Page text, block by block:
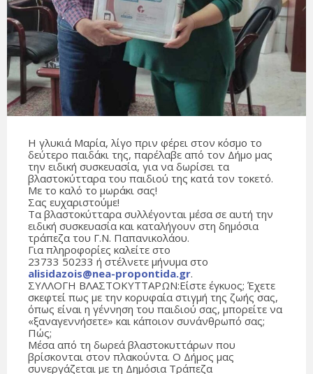
Η γλυκιά Μαρία, λίγο πριν φέρει στον κόσμο το
δεύτερο παιδάκι της, παρέλαβε από τον Δήμο μας
την ειδική συσκευασία, για να δωρίσει τα
βλαστοκύτταρα του παιδιού της κατά τον τοκετό.
Με το καλό το μωράκι σας!
Σας ευχαριστούμε!
Τα βλαστοκύτταρα συλλέγονται μέσα σε αυτή την
ειδική συσκευασία και καταλήγουν στη δημόσια
τράπεζα του Γ.Ν. Παπανικολάου.
Για πληροφορίες καλείτε στο
23733 50233 ή στέλνετε μήνυμα στο
alisidazois@nea-propontida.gr.
ΣΥΛΛΟΓΗ ΒΛΑΣΤΟΚΥΤΤΑΡΩΝ:Είστε έγκυος; Έχετε
σκεφτεί πως με την κορυφαία στιγμή της ζωής σας,
όπως είναι η γέννηση του παιδιού σας, μπορείτε να
«ξαναγεννήσετε» και κάποιον συνάνθρωπό σας;
Πώς;
Μέσα από τη δωρεά βλαστοκυττάρων που
βρίσκονται στον πλακούντα. Ο Δήμος μας
συνεργάζεται με τη Δημόσια Τράπεζα